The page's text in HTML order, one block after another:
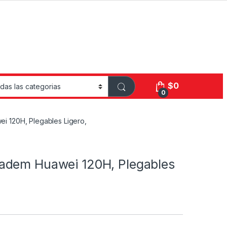
0
$0
120H, Plegables Ligero,
Huawei 120H, Plegables